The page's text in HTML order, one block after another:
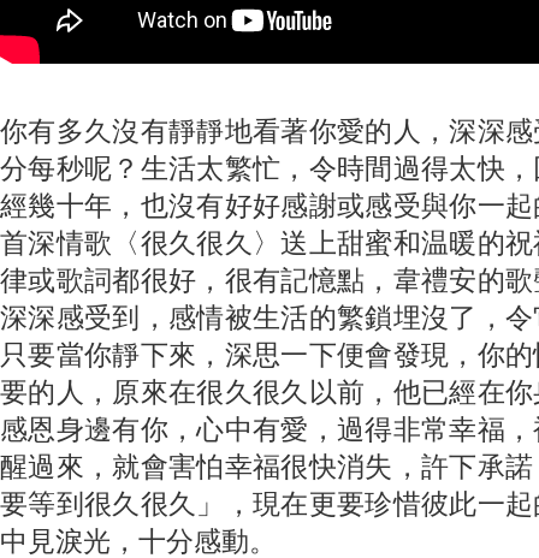
你有多久沒有靜靜地看著你愛的人，深深
分每秒呢？生活太繁忙，令時間過得太快
經幾十年，也沒有好好感謝或感受與你一
首深情歌〈很久很久〉送上甜蜜和温暖的
律或歌詞都很好，很有記憶點，韋禮安的
深深感受到，感情被生活的繁鎖埋沒了，
只要當你靜下來，深思一下便會發現，你
要的人，原來在很久很久以前，他已經在
感恩身邊有你，心中有愛，過得非常幸福
醒過來，就會害怕幸福很快消失，許下承
要等到很久很久」，現在更要珍惜彼此一
中見淚光，十分感動。